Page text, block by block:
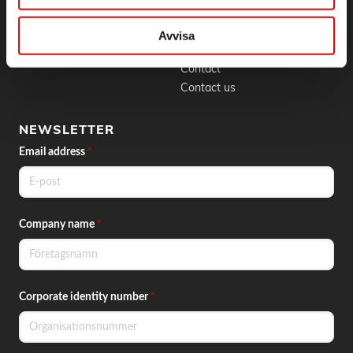
Avvisa
BLI KUND CONTACT
Phone:
Email:info@order.se
Contact
Contact us
NEWSLETTER
Email address *
Company name *
Corporate identity number *